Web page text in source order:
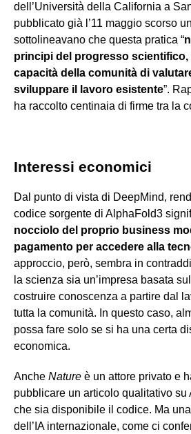
dell’Università della California a
pubblicato già l’11 maggio scorso
sottolineavano che questa pratica “
principi del progresso
capacità della comunità di
sviluppare il lavoro esistente”.
ha raccolto centinaia di firme tra la
Interessi economici
Dal punto di vista di DeepMind,
codice sorgente di AlphaFold3
nocciolo del proprio business
pagamento per accedere alla
approccio, però, sembra in
la scienza sia un’impresa basata
costruire conoscenza a partire dal
tutta la comunità. In questo caso,
possa fare solo se si ha una certa
economica.
Anche Nature è un attore privato e
pubblicare un articolo qualitativo su
che sia disponibile il codice. Ma
dell’IA internazionale, come ci